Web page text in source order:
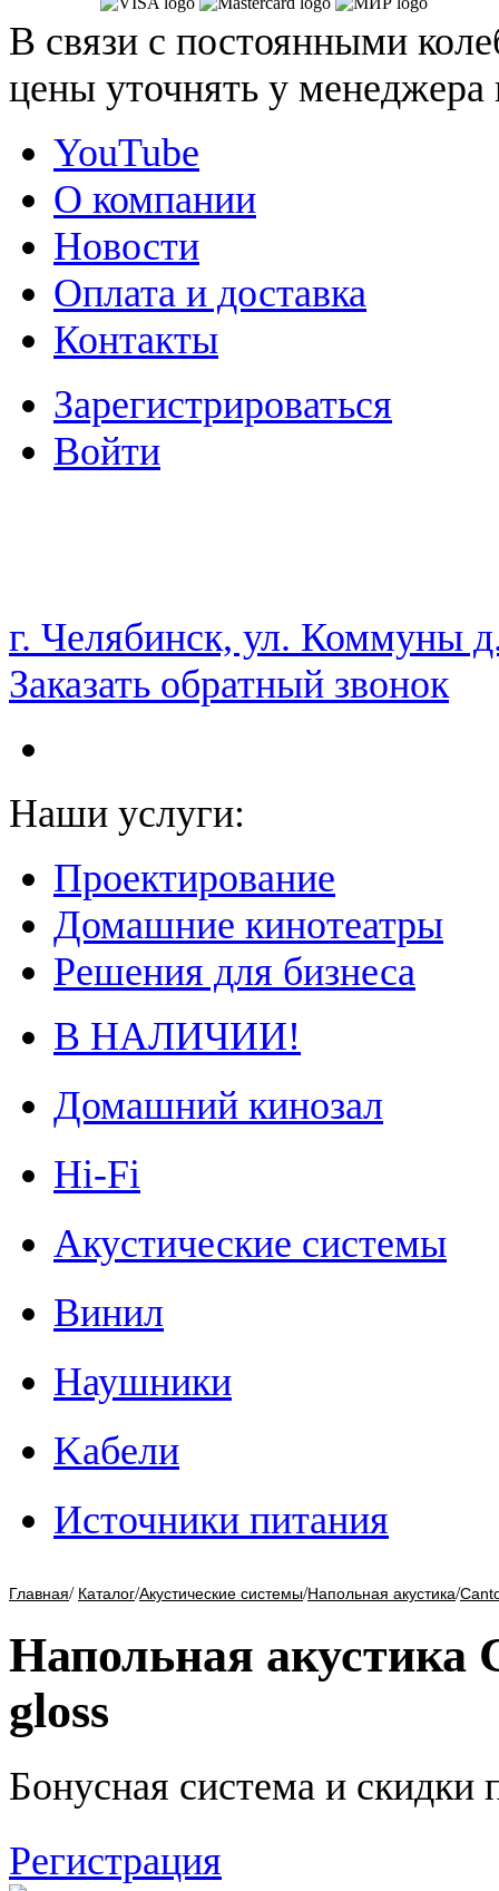
В связи с постоянными
цены уточнять у
YouTube
О компании
Новости
Оплата и доставка
Контакты
Зарегистрироваться
Войти
НАМ ДОВЕРЯЮТ С 2003 ГОДА
г. Челябинск, ул. Коммуны
Заказать обратный звонок
Наши услуги:
Проектирование
Домашние кинотеатры
Решения для бизнеса
В НАЛИЧИИ!
Домашний кинозал
Hi-Fi
Акустические системы
Винил
Наушники
Kабели
Источники питания
Главная/ Каталог/Акустические системы/Напольная акустика/
Напольная акустика
gloss
Бонусная система и скидки
Регистрация